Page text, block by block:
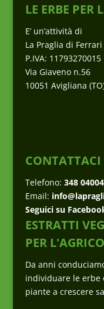
LE ERBE PER
E’ un’attività di
La Praglia di Ferrari
P.IVA: 11793270015
Via Giaveno n.56
10051 Avigliana
CONTATTACI
Telefono: 348
Email:
Seguici su
ESTRATTI
PER
Da anni
individuare le erbe
piante a crescere